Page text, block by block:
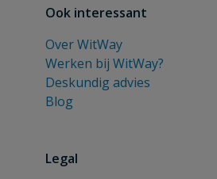
Ook interessant
Over WitWay
Werken bij WitWay?
Deskundig advies
Blog
Legal